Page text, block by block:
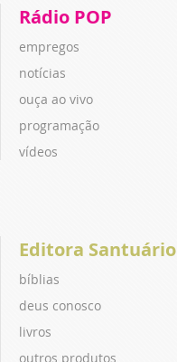
Rádio POP
empregos
notícias
ouça ao vivo
programação
vídeos
Editora Santuário
bíblias
deus conosco
livros
outros produtos